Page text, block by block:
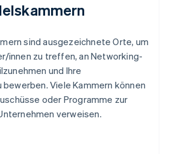
sind ausgezeichnete Orte, um
innen zu treffen, an Networking-
und Ihre
Viele Kammern können
oder Programme zur
verweisen.